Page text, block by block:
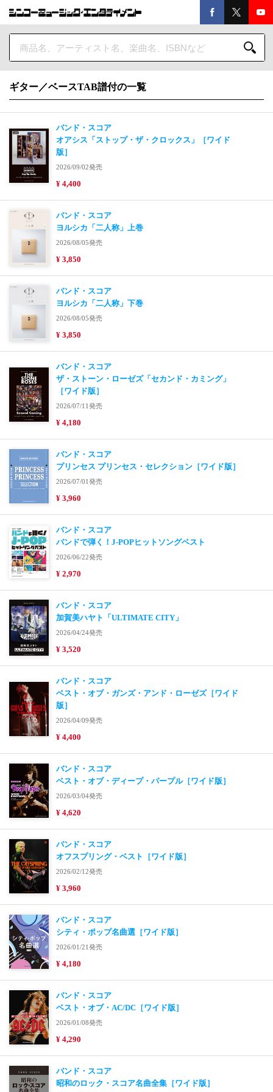
ギター／ベースTAB譜付の一覧
バンド・スコア
オアシス「ストップ・ザ・クロックス」［ワイド
版］
2026/09/02発売
¥ 4,400
バンド・スコア
ヨルシカ「二人称」上巻
2026/08/05発売
¥ 3,850
バンド・スコア
ヨルシカ「二人称」下巻
2026/08/05発売
¥ 3,850
バンド・スコア
ザ・ストーン・ローゼズ「セカンド・カミング」
［ワイド版］
2026/07/11発売
¥ 4,180
バンド・スコア
プリンセス プリンセス・セレクション［ワイド版］
2026/07/01発売
¥ 3,960
バンド・スコア
バンドで弾く！J-POPヒットソングベスト
2026/06/22発売
¥ 2,970
バンド・スコア
加賀美ハヤト「ULTIMATE CITY」
2026/04/24発売
¥ 3,520
バンド・スコア
ベスト・オブ・ガンズ・アンド・ローゼズ［ワイド
版］
2026/04/09発売
¥ 4,400
バンド・スコア
ベスト・オブ・ディープ・パープル［ワイド版］
2026/03/04発売
¥ 4,620
バンド・スコア
オフスプリング・ベスト［ワイド版］
2026/02/12発売
¥ 3,960
バンド・スコア
シティ・ポップ名曲選［ワイド版］
2026/01/21発売
¥ 4,180
バンド・スコア
ベスト・オブ・AC/DC［ワイド版］
2026/01/08発売
¥ 4,290
バンド・スコア
昭和のロック・スコア名曲全集［ワイド版］